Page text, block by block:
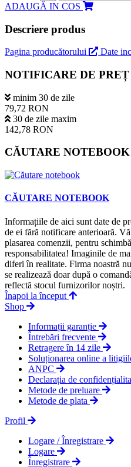
ADAUGĂ IN COS
Descriere produs
Pagina producătorului Date
NOTIFICARE DE PREȚ
minim 30 de zile
79,72 RON
30 de zile maxim
142,78 RON
CĂUTARE NOTEBOOK
CĂUTARE NOTEBOOK
Informațiile de aici sunt date de
de ei fără notificare anterioară.
plasarea comenzii, pentru
responsabilitatea! Imaginile de
diferi în realitate. Firma noastră
se realizează doar după o
reflectă stocul furnizorilor noștri.
Înapoi la început
Shop
Informații garanție
Întrebări frecvente
Retragere în 14 zile
Soluționarea online a
ANPC
Declarația de
Metode de preluare
Metode de plata
Profil
Logare / Înregistrare
Logare
Înregistrare